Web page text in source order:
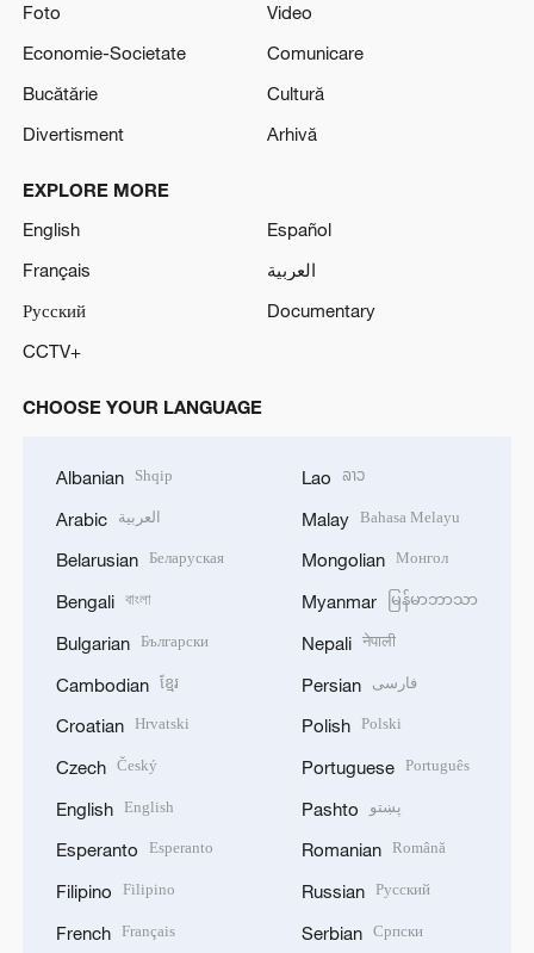
Foto
Video
Economie-Societate
Comunicare
Bucătărie
Cultură
Divertisment
Arhivă
EXPLORE MORE
English
Español
Français
العربية
Русский
Documentary
CCTV+
CHOOSE YOUR LANGUAGE
Albanian Shqip
Arabic العربية
Belarusian Беларуская
Bengali বাংলা
Bulgarian Български
Cambodian ខ្មែរ
Croatian Hrvatski
Czech Český
English English
Esperanto Esperanto
Filipino Filipino
French Français
Lao ລາວ
Malay Bahasa Melayu
Mongolian Монгол
Myanmar မြန်မာဘာသာ
Nepali नेपाली
Persian فارسی
Polish Polski
Portuguese Português
Pashto پښتو
Romanian Română
Russian Русский
Serbian Српски